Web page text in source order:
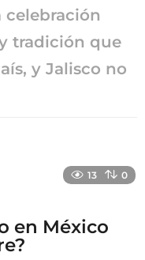
celebración
tradición que
y Jalisco no
13 0
en México